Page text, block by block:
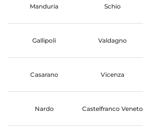
Manduria Schio
Gallipoli Valdagno
Casarano Vicenza
Nardo Castelfranco Veneto